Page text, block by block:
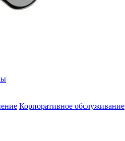
Корпоративное обслуживание